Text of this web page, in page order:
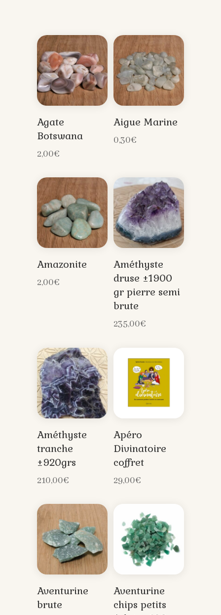
Agate
Botswana
2,00€
Aigue Marine
0,30€
Amazonite
2,00€
Améthyste
druse ±1900
gr pierre semi
brute
235,00€
Améthyste
tranche
±920grs
210,00€
Apéro
Divinatoire
coffret
29,00€
Aventurine
brute
Aventurine
chips petits